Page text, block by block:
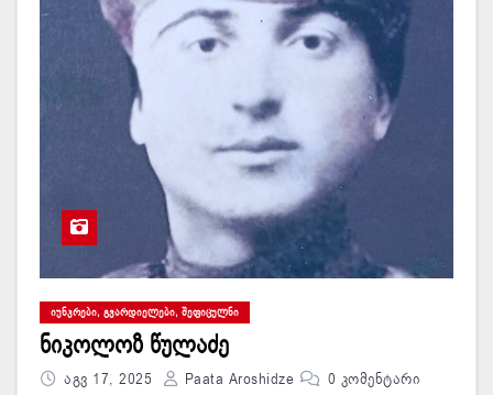
ᲘᲣᲜᲙᲠᲔᲑᲘ, ᲒᲕᲐᲠᲓᲘᲔᲚᲔᲑᲘ, ᲨᲔᲤᲘᲪᲣᲚᲜᲘ
ნიკოლოზ წულაძე
Აგვ 17, 2025 Paata Aroshidze 0 Კომენტარი